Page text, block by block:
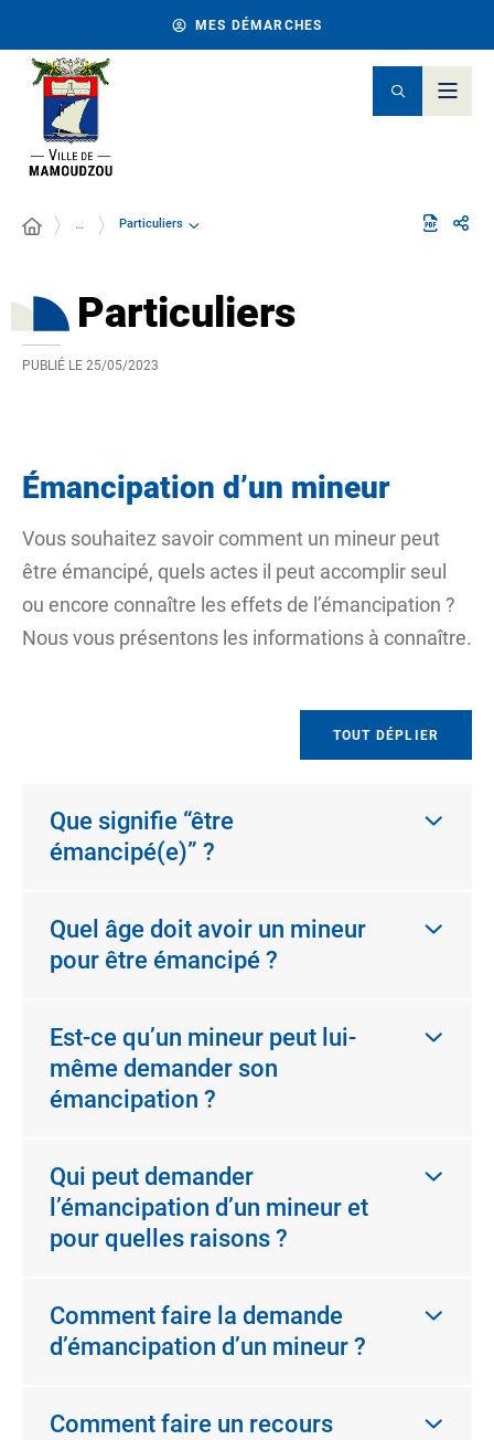
MES DÉMARCHES
… Particuliers
Particuliers
PUBLIÉ LE 25/05/2023
Émancipation d’un mineur
Vous souhaitez savoir comment un mineur peut
être émancipé, quels actes il peut accomplir seul
ou encore connaître les effets de l’émancipation ?
Nous vous présentons les informations à connaître.
TOUT DÉPLIER
Que signifie “être
émancipé(e)” ?
Quel âge doit avoir un mineur
pour être émancipé ?
Est-ce qu’un mineur peut lui-
même demander son
émancipation ?
Qui peut demander
l’émancipation d’un mineur et
pour quelles raisons ?
Comment faire la demande
d’émancipation d’un mineur ?
Comment faire un recours